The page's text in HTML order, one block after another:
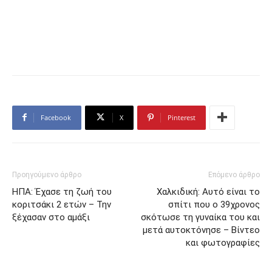
Facebook X Pinterest
Προηγούμενο άρθρο
ΗΠΑ: Έχασε τη ζωή του
κοριτσάκι 2 ετών – Την
ξέχασαν στο αμάξι
Επόμενο άρθρο
Χαλκιδική: Αυτό είναι το
σπίτι που ο 39χρονος
σκότωσε τη γυναίκα του και
μετά αυτοκτόνησε – Βίντεο
και φωτογραφίες